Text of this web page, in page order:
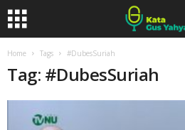
Home Tags #DubesSuriah
Tag: #DubesSuriah